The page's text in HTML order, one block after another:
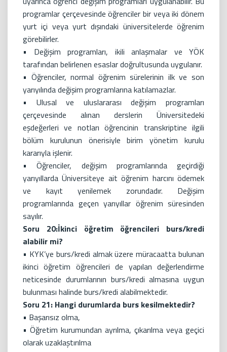
programlar çerçevesinde öğrenciler bir veya iki dönem
yurt içi veya yurt dışındaki üniversitelerde öğrenim
görebilirler.
• Değişim programları, ikili anlaşmalar ve YÖK
tarafından belirlenen esaslar doğrultusunda uygulanır.
• Öğrenciler, normal öğrenim sürelerinin ilk ve son
yarıyılında değişim programlarına katılamazlar.
• Ulusal ve uluslararası değişim programları
çerçevesinde alınan derslerin Üniversitedeki
eşdeğerleri ve notları öğrencinin transkriptine ilgili
bölüm kurulunun önerisiyle birim yönetim kurulu
kararıyla işlenir.
• Öğrenciler, değişim programlarında geçirdiği
yarıyıllarda Üniversiteye ait öğrenim harcını ödemek
ve kayıt yenilemek zorundadır. Değişim
programlarında geçen yarıyıllar öğrenim süresinden
sayılır.
Soru 20:İkinci öğretim öğrencileri burs/kredi
alabilir mi?
• KYK’ye burs/kredi almak üzere müracaatta bulunan
ikinci öğretim öğrencileri de yapılan değerlendirme
neticesinde durumlarının burs/kredi almasına uygun
bulunması halinde burs/kredi alabilmektedir.
Soru 21: Hangi durumlarda burs kesilmektedir?
• Başarısız olma,
• Öğretim kurumundan ayrılma, çıkarılma veya geçici
olarak uzaklaştırılma